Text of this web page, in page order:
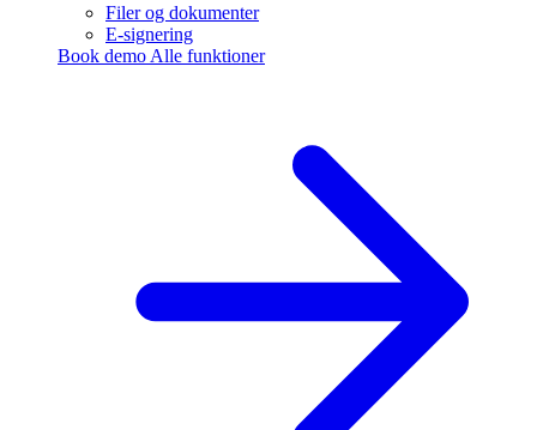
Filer og dokumenter
E-signering
Book demo Alle funktioner